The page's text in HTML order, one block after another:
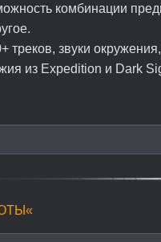
комбинации
треков, звуки
из Expedition и Dark